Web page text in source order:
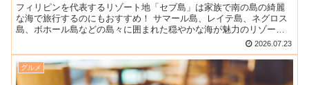
フィリピンを代表するリゾート地「セブ島」は家族で南の島の綺麗
な海で旅行するのにもおすすめ！ サマール島、レイテ島、ネグロス
島、ボホール島などの島々に囲まれた穏やかな海が魅力のリゾート
です。 リゾートを一歩外に出れば、庶民の暮らしがある素朴な...
2026.07.23
グルメ